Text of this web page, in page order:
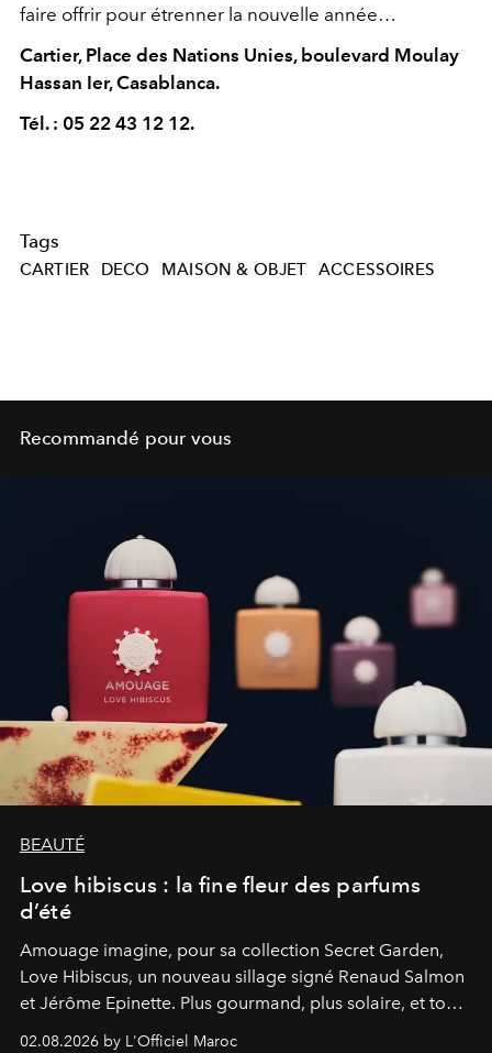
faire offrir pour étrenner la nouvelle année…
Cartier, Place des Nations Unies, boulevard Moulay
Hassan Ier, Casablanca.
Tél. : 05 22 43 12 12.
Tags
CARTIER DECO MAISON & OBJET ACCESSOIRES
Recommandé pour vous
BEAUTÉ
Love hibiscus : la fine fleur des parfums
d’été
Amouage imagine, pour sa collection Secret Garden,
Love Hibiscus, un nouveau sillage signé Renaud Salmon
et Jérôme Epinette. Plus gourmand, plus solaire, et tout
02.08.2026 by L'Officiel Maroc